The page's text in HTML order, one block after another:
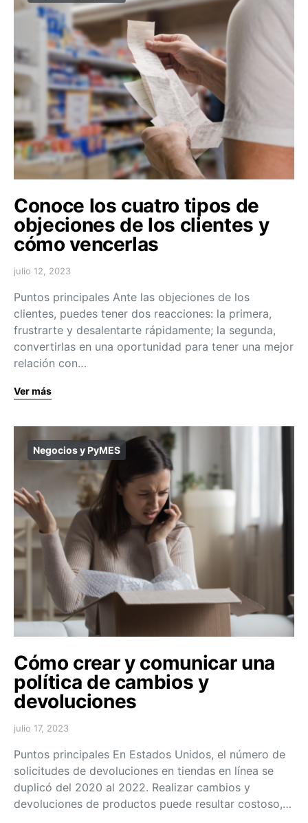
Conoce los cuatro tipos de
objeciones de los clientes y
cómo vencerlas
julio 12, 2023
Puntos principales Ante las objeciones de los
clientes, puedes tener dos reacciones: la primera,
frustrarte y desalentarte rápidamente; la segunda,
convertirlas en una oportunidad para tener una mejor
relación con…
Ver más
Negocios y PyMES
Cómo crear y comunicar una
política de cambios y
devoluciones
julio 17, 2023
Puntos principales En Estados Unidos, el número de
solicitudes de devoluciones en tiendas en línea se
duplicó del 2020 al 2022. Realizar cambios y
devoluciones de productos puede resultar costoso,…